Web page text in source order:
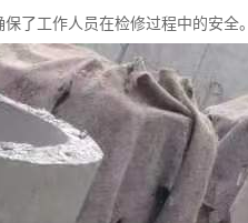
了工作人员在检修过程中的安全。